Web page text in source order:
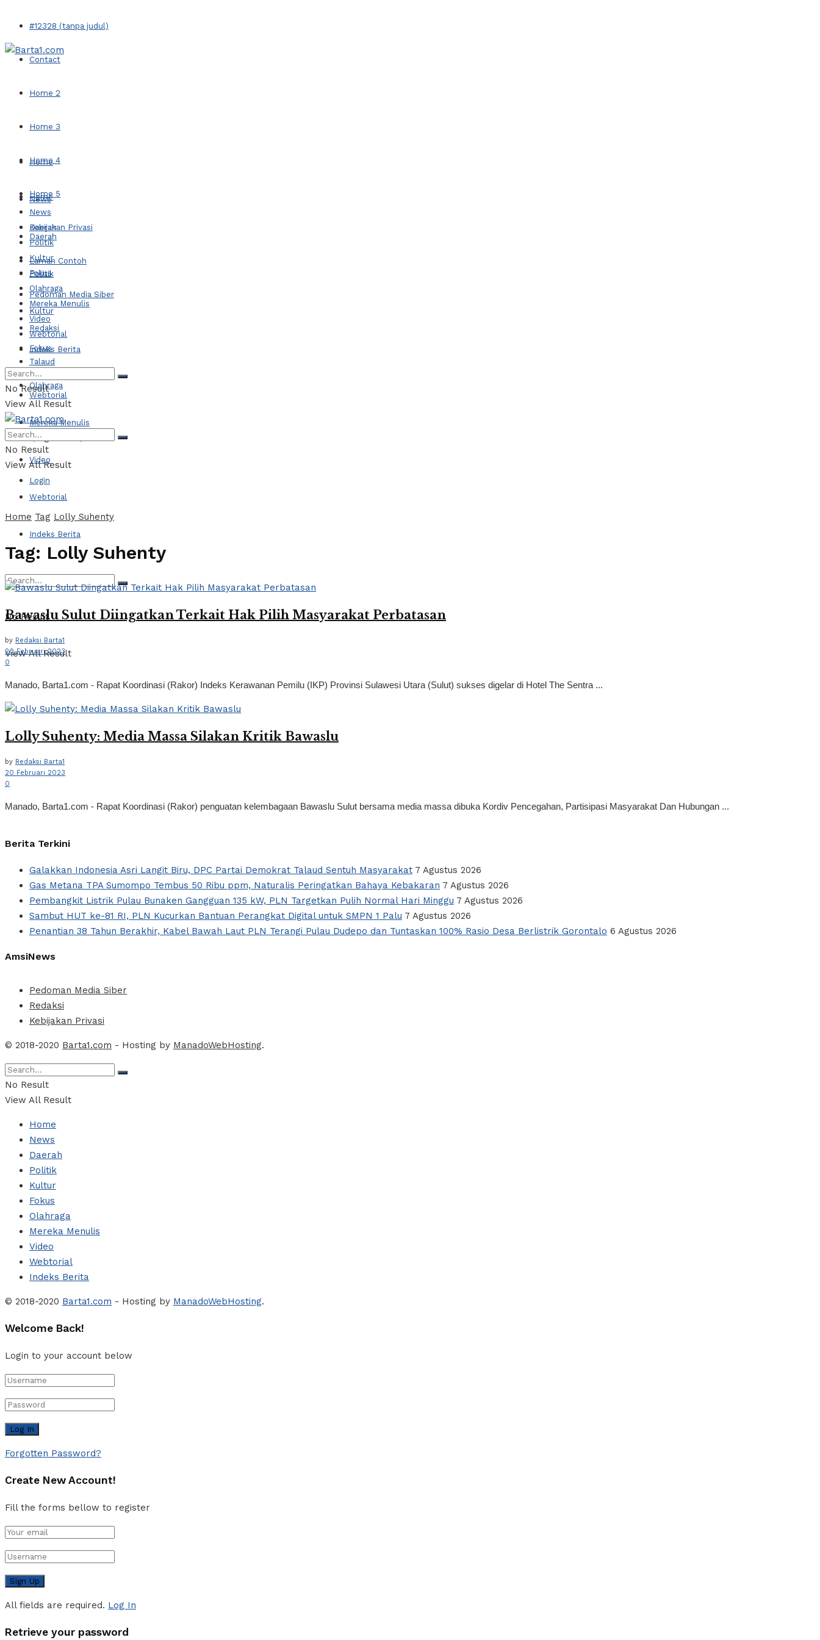
#12328 (tanpa judul)
Contact
Home 2
Home 3
Home 4
Home 5
Kebijakan Privasi
Laman Contoh
Pedoman Media Siber
Redaksi
Talaud
Webtorial
Jumat, Agustus 7, 2026
Login
Home
News
Daerah
Politik
Kultur
Fokus
Olahraga
Mereka Menulis
Video
Webtorial
Indeks Berita
No Result
View All Result
Home
News
Daerah
Politik
Kultur
Fokus
Olahraga
Mereka Menulis
Video
Webtorial
Indeks Berita
No Result
View All Result
No Result
View All Result
Home Tag Lolly Suhenty
Tag: Lolly Suhenty
Bawaslu Sulut Diingatkan Terkait Hak Pilih Masyarakat Perbatasan
by Redaksi Barta1
20 Februari 2023
0
Manado, Barta1.com - Rapat Koordinasi (Rakor) Indeks Kerawanan Pemilu (IKP) Provinsi Sulawesi Utara (Sulut) sukses digelar di Hotel The Sentra ...
Lolly Suhenty: Media Massa Silakan Kritik Bawaslu
by Redaksi Barta1
20 Februari 2023
0
Manado, Barta1.com - Rapat Koordinasi (Rakor) penguatan kelembagaan Bawaslu Sulut bersama media massa dibuka Kordiv Pencegahan, Partisipasi Masyarakat Dan Hubungan ...
Berita Terkini
Galakkan Indonesia Asri Langit Biru, DPC Partai Demokrat Talaud Sentuh Masyarakat 7 Agustus 2026
Gas Metana TPA Sumompo Tembus 50 Ribu ppm, Naturalis Peringatkan Bahaya Kebakaran 7 Agustus 2026
Pembangkit Listrik Pulau Bunaken Gangguan 135 kW, PLN Targetkan Pulih Normal Hari Minggu 7 Agustus 2026
Sambut HUT ke-81 RI, PLN Kucurkan Bantuan Perangkat Digital untuk SMPN 1 Palu 7 Agustus 2026
Penantian 38 Tahun Berakhir, Kabel Bawah Laut PLN Terangi Pulau Dudepo dan Tuntaskan 100% Rasio Desa Berlistrik Gorontalo 6 Agustus 2026
AmsiNews
Pedoman Media Siber
Redaksi
Kebijakan Privasi
© 2018-2020 Barta1.com - Hosting by ManadoWebHosting.
No Result
View All Result
Home
News
Daerah
Politik
Kultur
Fokus
Olahraga
Mereka Menulis
Video
Webtorial
Indeks Berita
© 2018-2020 Barta1.com - Hosting by ManadoWebHosting.
Welcome Back!
Login to your account below
Forgotten Password?
Create New Account!
Fill the forms bellow to register
All fields are required. Log In
Retrieve your password